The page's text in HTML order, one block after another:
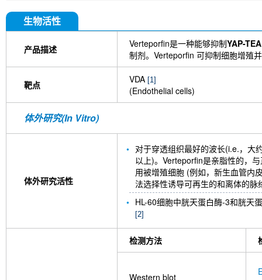
生物活性
产品描述 Verteporfin是一种能够抑制YAP-
制剂。Verteporfin 可抑制细胞增殖
靶点 VDA [1]
(Endothelial cells)
体外研究(In Vitro)
体外研究活性
对于穿透组织最好的波长(i.e.，大
以上)。Verteporfin是亲脂性的，
用被增殖细胞 (例如，新生血管内
法选择性诱导可再生的和离体的
HL-60细胞中胱天蛋白酶-3和胱天
[2]
检测方法
Western blot